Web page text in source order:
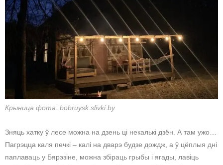
Крыница фота: bobruysk.slivki.by
Зняць хатку ў лесе можна на дзень ці некалькі дзён. А там ужо…
Пагрэцца каля печкі – калі на дварэ будзе дождж, а ў цёплыя дні
паплаваць у Бярэзіне, можна збіраць грыбы і ягады, лавіць